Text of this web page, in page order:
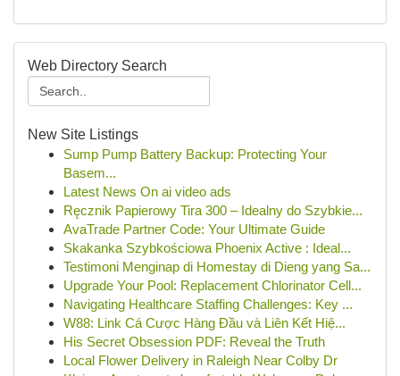
Web Directory Search
New Site Listings
Sump Pump Battery Backup: Protecting Your
Basem...
Latest News On ai video ads
Ręcznik Papierowy Tira 300 – Idealny do Szybkie...
AvaTrade Partner Code: Your Ultimate Guide
Skakanka Szybkościowa Phoenix Active : Ideal...
Testimoni Menginap di Homestay di Dieng yang Sa...
Upgrade Your Pool: Replacement Chlorinator Cell...
Navigating Healthcare Staffing Challenges: Key ...
W88: Link Cá Cược Hàng Đầu và Liên Kết Hiệ...
His Secret Obsession PDF: Reveal the Truth
Local Flower Delivery in Raleigh Near Colby Dr